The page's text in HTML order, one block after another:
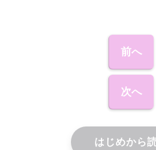
前へ
次へ
はじめから